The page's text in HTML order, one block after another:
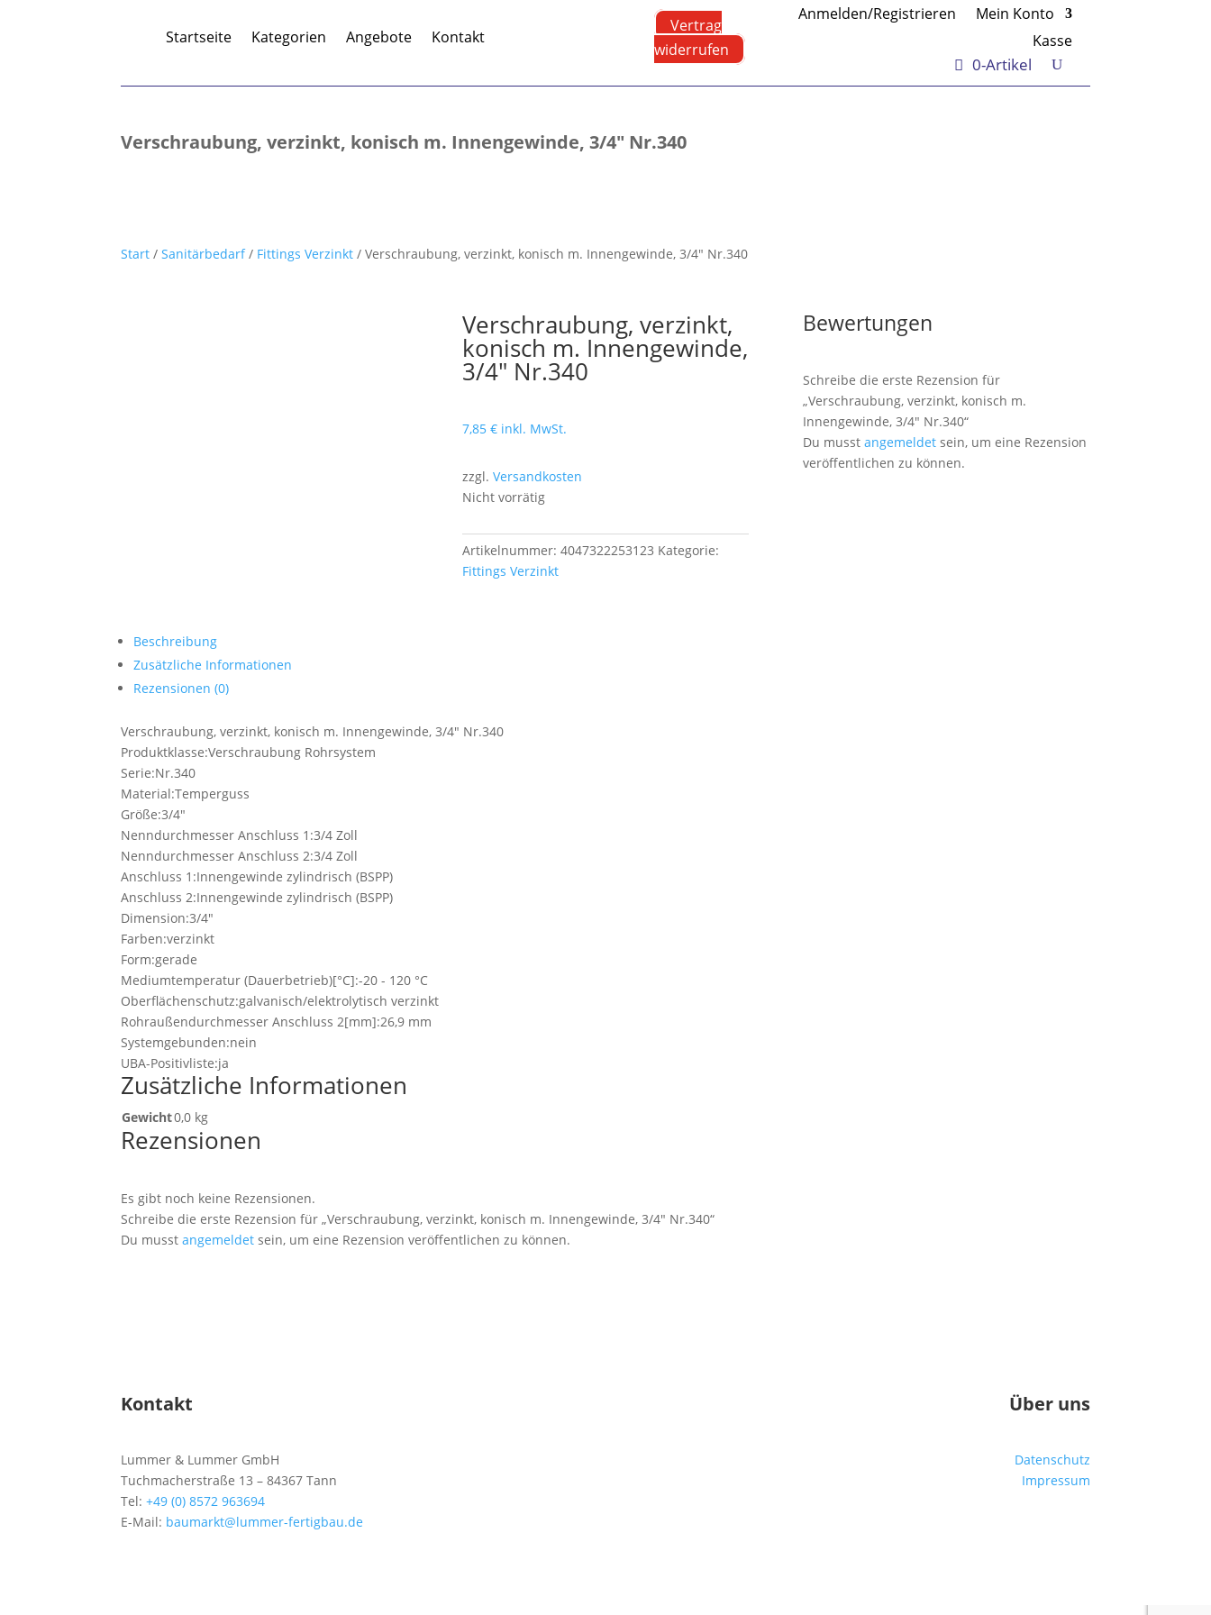
Startseite Kategorien Angebote Kontakt
Vertrag
widerrufen
Anmelden/Registrieren
Mein Konto
Kasse
0-Artikel
Verschraubung, verzinkt, konisch m. Innengewinde, 3/4″ Nr.340
Start /Sanitärbedarf/ Fittings Verzinkt / Verschraubung, verzinkt, konisch m. Innengewinde, 3/4″ Nr.340
Verschraubung, verzinkt,
konisch m. Innengewinde,
3/4″ Nr.340
7,85 € inkl. MwSt.
zzgl. Versandkosten
Nicht vorrätig
Artikelnummer: 4047322253123 Kategorie:
Fittings Verzinkt
Bewertungen
Schreibe die erste Rezension für
„Verschraubung, verzinkt, konisch m.
Innengewinde, 3/4″ Nr.340“
Du musst angemeldetsein, um eine Rezension
veröffentlichen zu können.
Beschreibung
Zusätzliche Informationen
Rezensionen (0)
Verschraubung, verzinkt, konisch m. Innengewinde, 3/4" Nr.340
Produktklasse:Verschraubung Rohrsystem
Serie:Nr.340
Material:Temperguss
Größe:3/4"
Nenndurchmesser Anschluss 1:3/4 Zoll
Nenndurchmesser Anschluss 2:3/4 Zoll
Anschluss 1:Innengewinde zylindrisch (BSPP)
Anschluss 2:Innengewinde zylindrisch (BSPP)
Dimension:3/4"
Farben:verzinkt
Form:gerade
Mediumtemperatur (Dauerbetrieb)[°C]:-20 - 120 °C
Oberflächenschutz:galvanisch/elektrolytisch verzinkt
Rohraußendurchmesser Anschluss 2[mm]:26,9 mm
Systemgebunden:nein
UBA-Positivliste:ja
Zusätzliche Informationen
Gewicht0,0 kg
Rezensionen
Es gibt noch keine Rezensionen.
Schreibe die erste Rezension für „Verschraubung, verzinkt, konisch m. Innengewinde, 3/4″ Nr.340“
Du musstangemeldet sein, um eine Rezension veröffentlichen zu können.
Kontakt
Lummer & Lummer GmbH
Tuchmacherstraße 13 – 84367 Tann
Tel:+49 (0) 8572 963694
E-Mail: baumarkt@lummer-fertigbau.de
Über uns
Datenschutz
Impressum